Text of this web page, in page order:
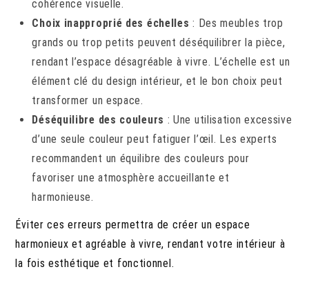
cohérence visuelle.
Choix inapproprié des échelles : Des meubles trop
grands ou trop petits peuvent déséquilibrer la pièce,
rendant l’espace désagréable à vivre. L’échelle est un
élément clé du design intérieur, et le bon choix peut
transformer un espace.
Déséquilibre des couleurs : Une utilisation excessive
d’une seule couleur peut fatiguer l’œil. Les experts
recommandent un équilibre des couleurs pour
favoriser une atmosphère accueillante et
harmonieuse.
Éviter ces erreurs permettra de créer un espace
harmonieux et agréable à vivre, rendant votre intérieur à
la fois esthétique et fonctionnel.